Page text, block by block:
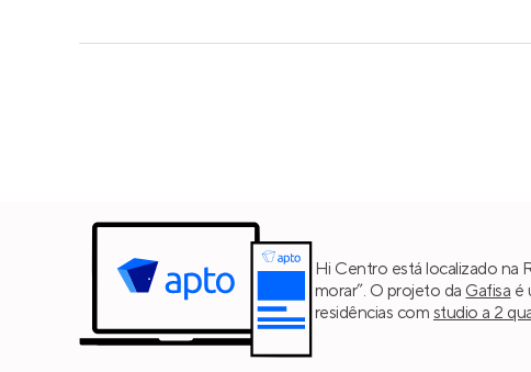
Hi Centro está localizado na
morar”. O projeto da Gafisa é
residências com studio a 2